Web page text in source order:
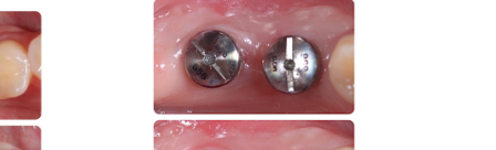
бо зуб він видаляє на раз-
.Щиро вдячна за
Любомиру
, ох і натерпівся він з
...